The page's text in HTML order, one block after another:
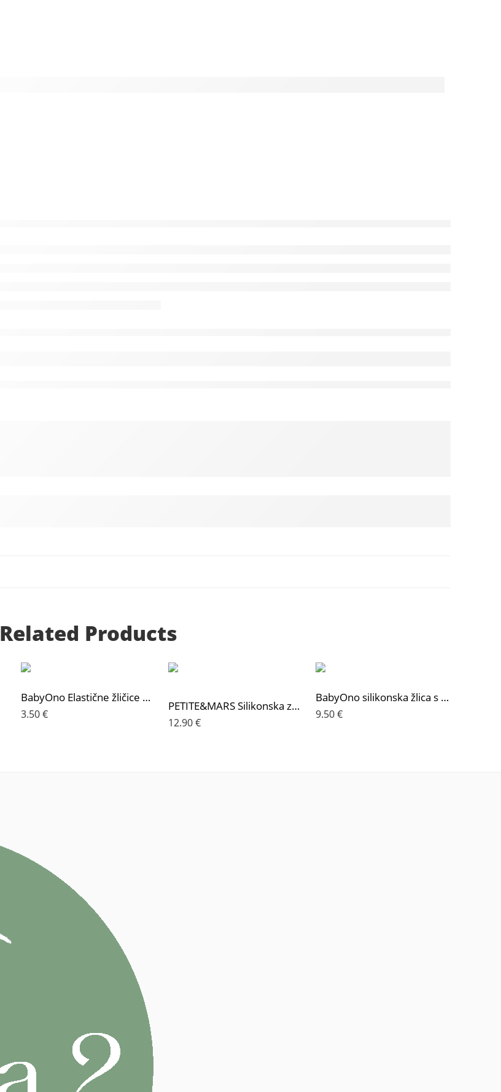
Related Products
BabyOno Elastične žličice 2 komada, mint/ljubičasta
3.50€
PETITE&MARS Silikonska zdjelica s vakuumom 450 ml Take&Match 6 m+, Dusty Rose
12.90€
BabyOno silikonska žlica s kutijicom, roza
9.50€